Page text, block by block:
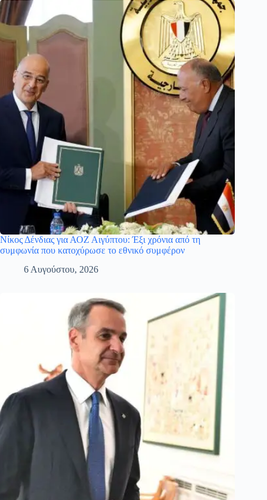
Νίκος Δένδιας για ΑΟΖ Αιγύπτου: Έξι χρόνια από τη
συμφωνία που κατοχύρωσε το εθνικό συμφέρον
6 Αυγούστου, 2026